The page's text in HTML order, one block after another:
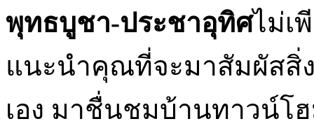
พุทธบูชา-ประชาอุทิศไม่เ
แนะนำคุณที่จะมาสัมผัสสิ่
เอง มาชื่นชมบ้านทาวน์โ